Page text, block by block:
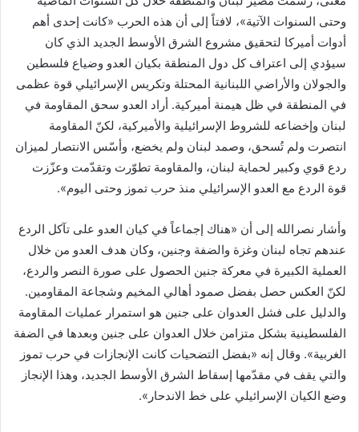
وحتى السنوات الآتية»، لافتاً إلى أن هذه الحرب «كانت إحدى أهم
أدوات أميركا لتحقيق مشروع الشرق الأوسط الجديد الذي كان
سيؤدي إلى اعتراف كل دول المنطقة بكيان العدو وضياع فلسطين
والجولان والأراضي اللبنانية المحتلة وتكريس الإسرائيلي قوة عظمى
في المنطقة في ظل هيمنة أميركية. أراد العدو سحق المقاومة في
لبنان وإخضاعه للشروط الإسرائيلية والأميركية، لكنّ المقاومة
انتصرت ولم تُسحق، وصمد لبنان ولم يخضع، وأسّس الانتصار لميزان
ردع قوي وكبير لحماية لبنان، والمقاومة تطوّرت وتقدّمت وعزّزت
قوة الردع مع العدو الإسرائيلي منذ حرب تموز وحتى اليوم».
وأشار نصرالله إلى أن «هناك إجماعاً في كيان العدو على تآكل الردع
عندهم تجاه لبنان وغزة والضفة وجنين، وكان هدف العدو من خلال
العملية الكبيرة في معركة جنين الحصول على صورة النصر والردع،
لكنّ العكس حصل بفضل صمود أهالي المخيم وشجاعة المقاومين.
والدليل على فشل العدوان على جنين هو استمرار عمليات المقاومة
الفلسطينية بشكل متزامن خلال العدوان على جنين وبعدها في الضفة
الغربية». وقال إنه «بفضل التضحيات كانت الإنجازات في حرب تموز
والتي يقف في مقدّمها إسقاط الشرق الأوسط الجديد، وهذا الإنجاز
وضع الكيان الإسرائيلي على خط الاندحار».